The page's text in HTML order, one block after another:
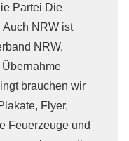
Partei Die
Auch NRW ist
NRW,
brauchen wir
Flyer,
Feuerzeuge und